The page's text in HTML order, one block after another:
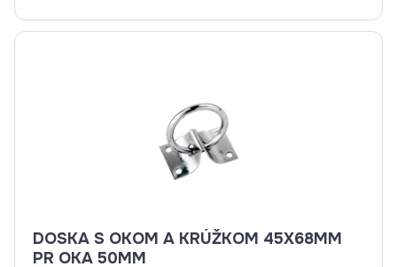
DOSKA S OKOM A KRÚŽKOM 45X68MM
PR OKA 50MM